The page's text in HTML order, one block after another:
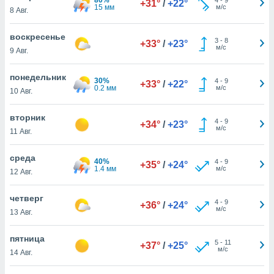
действия
рекламу
нашей
cookie
cookie
в
нашего
8 Авг.
15 мм
+31° / +22°
м/с
воскресенье
9 Авг.
+33° / +23° 3- 8
м/с
понедельник
10 Авг.
30%
0.2 мм
+33° / +22° 4- 9
м/с
вторник
11 Авг.
+34° / +23° 4- 9
м/с
среда
12 Авг.
40%
1.4 мм
+35° / +24° 4- 9
м/с
четверг
13 Авг.
+36° / +24° 4- 9
м/с
пятница
14 Авг.
+37° / +25° 5- 11
м/с